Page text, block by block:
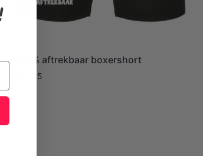
100% aftrekbaar boxershort
14,95